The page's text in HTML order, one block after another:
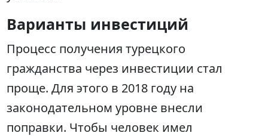
Варианты инвестиций
Процесс получения турецкого
гражданства через инвестиции стал
проще. Для этого в 2018 году на
законодательном уровне внесли
поправки. Чтобы человек имел